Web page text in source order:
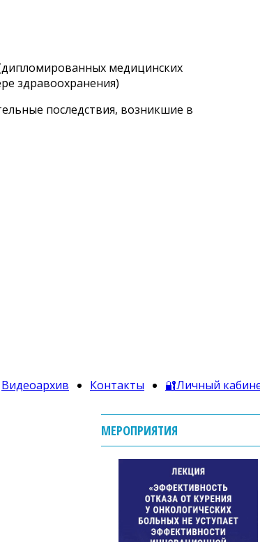
медицинских
здравоохранения)
последствия, возникшие в
Видеоархив Контакты 🔐Личный
МЕРОПРИЯТИЯ